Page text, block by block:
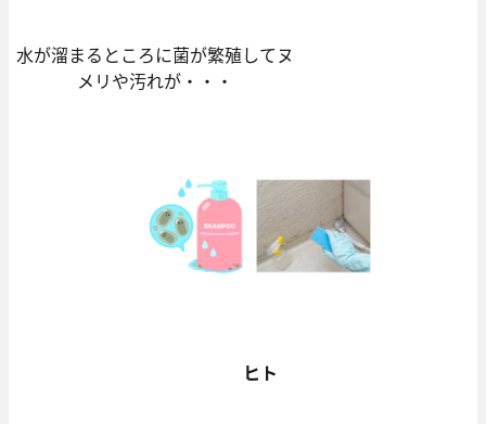
水が溜まるところに菌が繁殖してヌ
メリや汚れが・・・​
ヒト